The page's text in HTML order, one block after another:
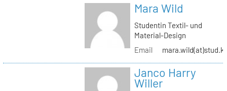
Mara Wild
Studentin Textil- und
Material-Design
Email
Janco Harry
Willer